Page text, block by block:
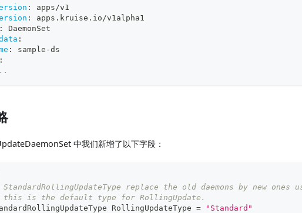
:
apps/v1
:
apps.kruise.io/v1alpha1
:
DaemonSet
:
: sample -ds
:
中我们新增了以下字段：
replace the old daemons by new
is the default type for RollingUpdate.
RollingUpdateType
= "Standard"